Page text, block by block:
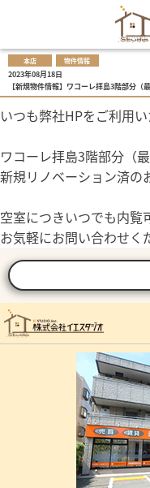
本店 物件情報
2023年08月18日
【新規物件情報】ワコーレ拝島3階部分
いつも弊社HPをご利用
ワコーレ拝島3階部分（最
新規リノベーション済の
空室につきいつでも内覧
お気軽にお問い合わせく